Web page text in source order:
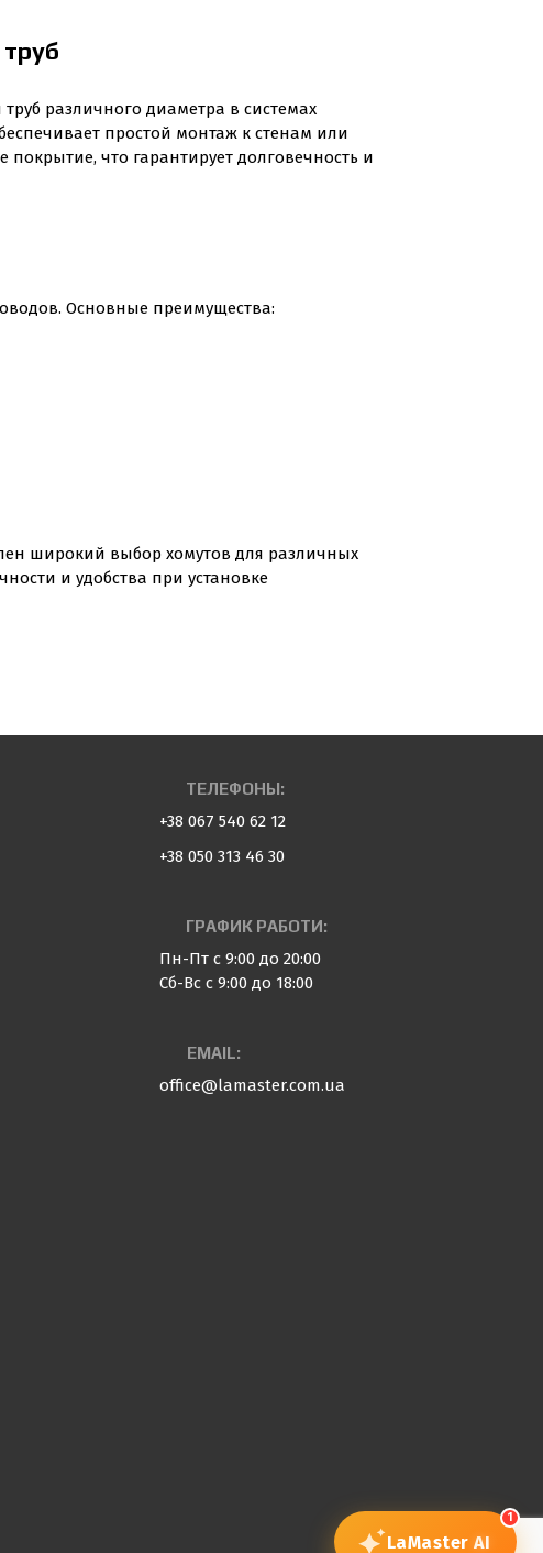
различного диаметра в системах
простой монтаж к стенам или
что гарантирует долговечность и
Основные преимущества:
широкий выбор хомутов для различных
и удобства при установке
ТЕЛЕФОНЫ:
+38 067 540 62 12
+38 050 313 46 30
ГРАФИК РАБОТИ:
Пн-Пт с 9:00 до 20:00
Сб-Вс с 9:00 до 18:00
EMAIL:
office@lamaster.com.ua
1
LaMaster AI